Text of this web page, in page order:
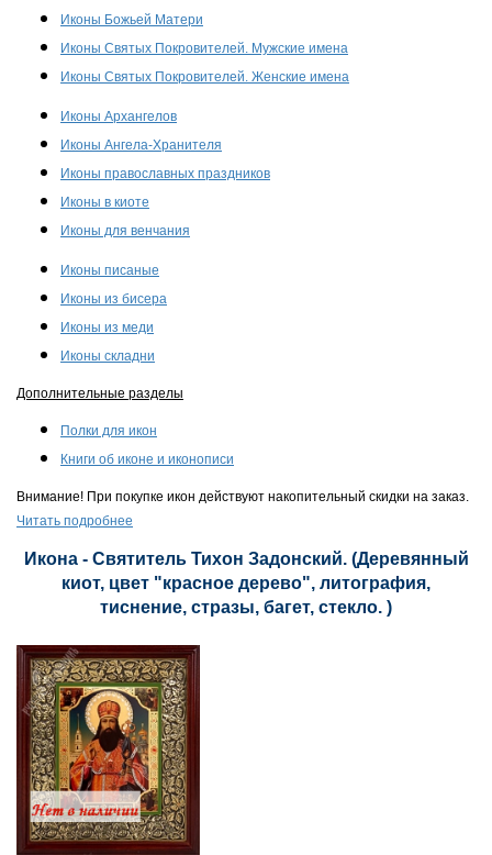
Иконы Божьей Матери
Иконы Святых Покровителей. Мужские имена
Иконы Святых Покровителей. Женские имена
Иконы Архангелов
Иконы Ангела-Хранителя
Иконы православных праздников
Иконы в киоте
Иконы для венчания
Иконы писаные
Иконы из бисера
Иконы из меди
Иконы складни
Дополнительные разделы
Полки для икон
Книги об иконе и иконописи
Внимание! При покупке икон действуют накопительный скидки на заказ.
Читать подробнее
Икона - Святитель Тихон Задонский. (Деревянный
киот, цвет "красное дерево", литография,
тиснение, стразы, багет, стекло. )